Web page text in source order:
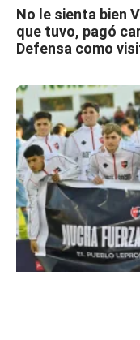
No le sienta bien
que tuvo, pagó
Defensa como